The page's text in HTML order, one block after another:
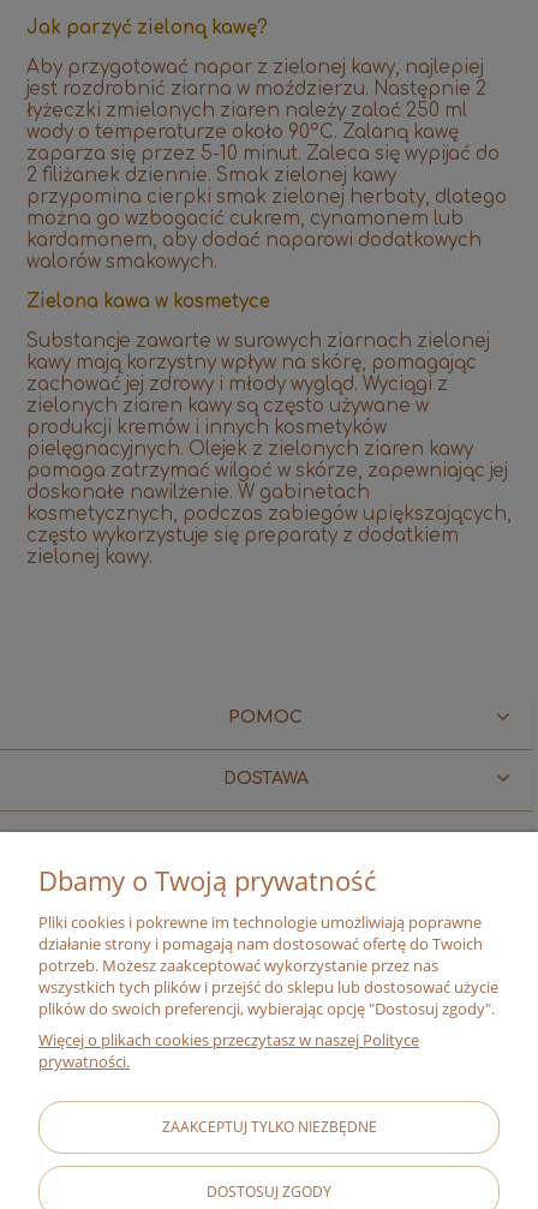
Jak parzyć zieloną kawę?
Aby przygotować napar z zielonej kawy, najlepiej
jest rozdrobnić ziarna w moździerzu. Następnie 2
łyżeczki zmielonych ziaren należy zalać 250 ml
wody o temperaturze około 90°C. Zalaną kawę
zaparza się przez 5-10 minut. Zaleca się wypijać do
2 filiżanek dziennie. Smak zielonej kawy
przypomina cierpki smak zielonej herbaty, dlatego
można go wzbogacić cukrem, cynamonem lub
kardamonem, aby dodać naparowi dodatkowych
walorów smakowych.
Zielona kawa w kosmetyce
Substancje zawarte w surowych ziarnach zielonej
kawy mają korzystny wpływ na skórę, pomagając
zachować jej zdrowy i młody wygląd. Wyciągi z
zielonych ziaren kawy są często używane w
produkcji kremów i innych kosmetyków
pielęgnacyjnych. Olejek z zielonych ziaren kawy
pomaga zatrzymać wilgoć w skórze, zapewniając jej
doskonałe nawilżenie. W gabinetach
kosmetycznych, podczas zabiegów upiększających,
często wykorzystuje się preparaty z dodatkiem
zielonej kawy.
POMOC
DOSTAWA
MOJE KONTO
O FIRMIE
O NAS
MISJA
CERTYFIKAT BIO
#ZMIENIAJZBIOGO
Dbamy o Twoją prywatność
Pliki cookies i pokrewne im technologie umożliwiają poprawne
działanie strony i pomagają nam dostosować ofertę do Twoich
potrzeb. Możesz zaakceptować wykorzystanie przez nas
wszystkich tych plików i przejść do sklepu lub dostosować użycie
plików do swoich preferencji, wybierając opcję "Dostosuj zgody".
Więcej o plikach cookies przeczytasz w naszej Polityce
prywatności.
ZAAKCEPTUJ TYLKO NIEZBĘDNE
DOSTOSUJ ZGODY